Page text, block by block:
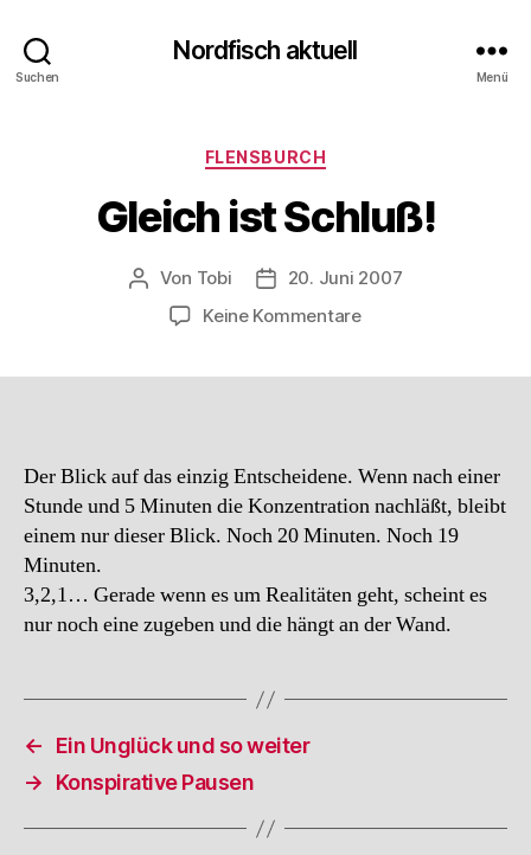
Suchen
Nordfisch aktuell
Menü
Kategorien
FLENSBURCH
Gleich ist Schluß!
Beitragsautor
Von Tobi Beitragsdatum
20. Juni 2007
Keine Kommentarezu
Der Blick auf das einzig Entscheidene. Wenn nach einer
Stunde und 5 Minuten die Konzentration nachläßt, bleibt
einem nur dieser Blick. Noch 20 Minuten. Noch 19
Minuten.
3,2,1… Gerade wenn es um Realitäten geht, scheint es
nur noch eine zugeben und die hängt an der Wand.
←
Ein Unglück und so weiter
→
Konspirative Pausen